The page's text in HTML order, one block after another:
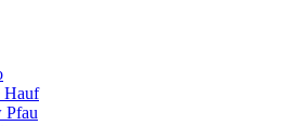
Hauf
Pfau